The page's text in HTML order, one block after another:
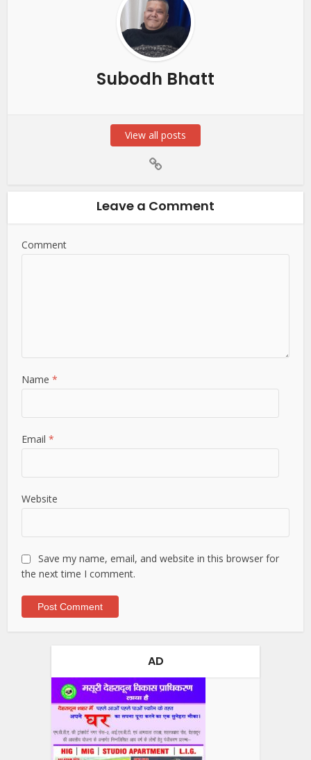
Subodh Bhatt
View all posts
Leave a Comment
Comment
Name*
Email*
Website
Save my name, email, and website in this browser for
the next time I comment.
AD